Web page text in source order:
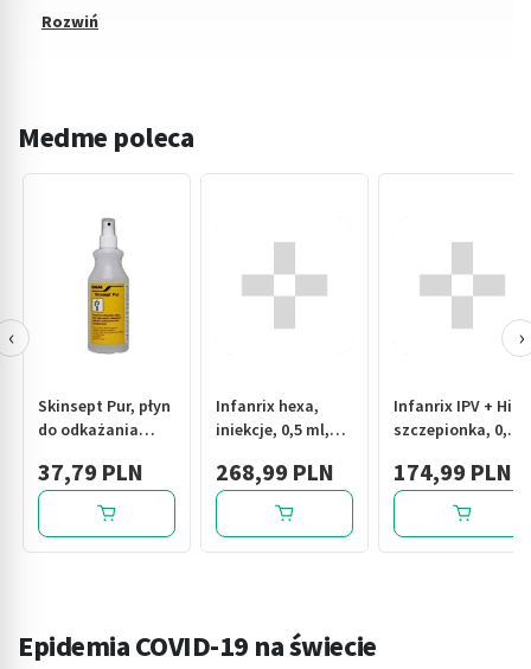
Medme poleca
Skinsept Pur, płyn
do odkażania
37,79 PLN
Infanrix hexa,
iniekcje, 0,5 ml,
1fiolka +
ampułko-
strzykawka + igły
268,99 PLN
Infanrix IPV + Hib,
szczepionka, 0,5
ampułko -
strzykawka + 1
fiolka + 2 igły
174,99 PLN
‹ ›
Epidemia COVID-19 na świecie